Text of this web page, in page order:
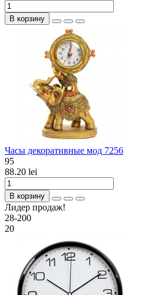
В корзину
Часы декоративные мод 7256
95
88.20 lei
В корзину
Лидер продаж!
28-200
20